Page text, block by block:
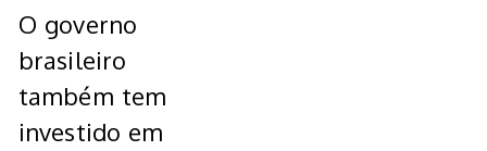
O governo
brasileiro
também tem
investido em